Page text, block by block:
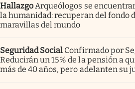
Hallazgo Arqueólogos se
la humanidad: recuperan del fondo
maravillas del mundo
Seguridad Social Confirmado por
Reducirán un 15% de la pensión a
más de 40 años, pero adelanten su